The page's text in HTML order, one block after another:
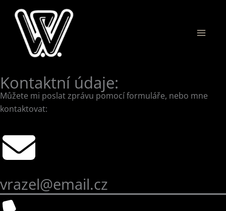
Přeskočit
obsah
Kontaktní údaje:
Můžete mi poslat zprávu pomocí formuláře, nebo mne
kontaktovat:
vrazel@email.cz